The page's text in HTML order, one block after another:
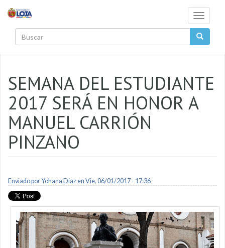
Toggle
SEMANA DEL ESTUDIANTE
2017 SERÁ EN HONOR A
MANUEL CARRIÓN
PINZANO
Enviado porYohana Diazen Vie, 06/01/2017 - 17:36